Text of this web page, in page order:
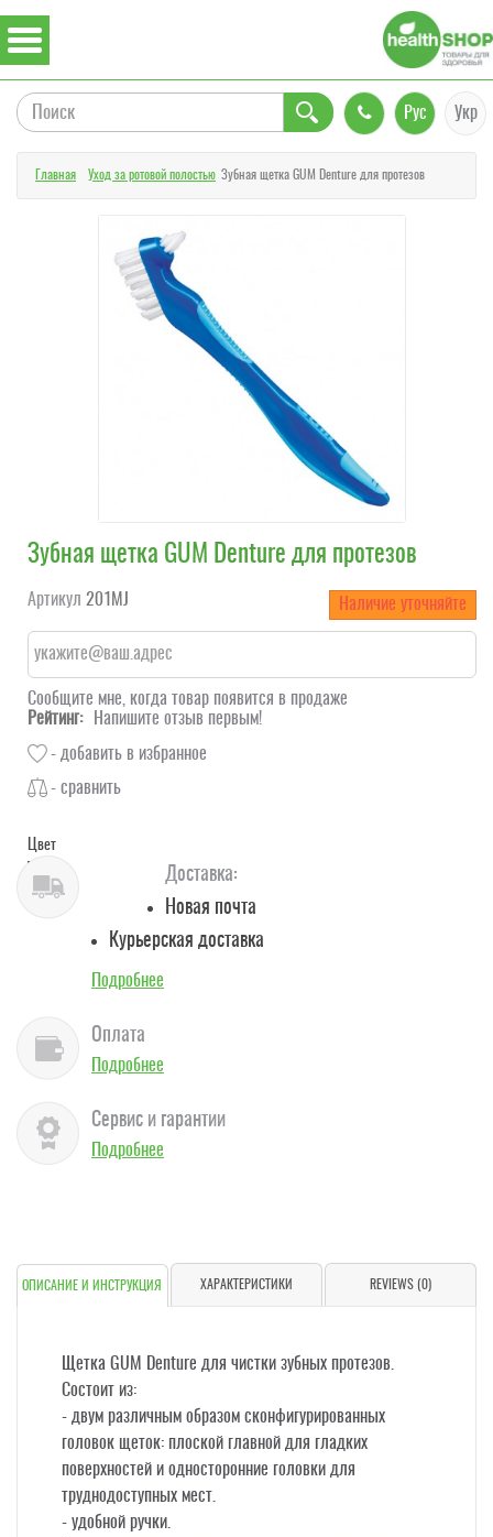
Рус Укр
Главная Уход за ротовой полостью Зубная щетка GUM Denture для протезов
Зубная щетка GUM Denture для протезов
Артикул 201MJ Наличие уточняйте
Сообщите мне, когда товар появится в продаже
Рейтинг:
Напишите отзыв первым!
- добавить в избранное
- сравнить
Цвет
Доставка:
Новая почта
Курьерская доставка
Подробнее
Оплата
Подробнее
Сервис и гарантии
Подробнее
ОПИСАНИЕ И ИНСТРУКЦИЯ ХАРАКТЕРИСТИКИ REVIEWS (0)
Щетка GUM Denture для чистки зубных протезов.
Состоит из:
- двум различным образом сконфигурированных
головок щеток: плоской главной для гладких
поверхностей и односторонние головки для
труднодоступных мест.
- удобной ручки.